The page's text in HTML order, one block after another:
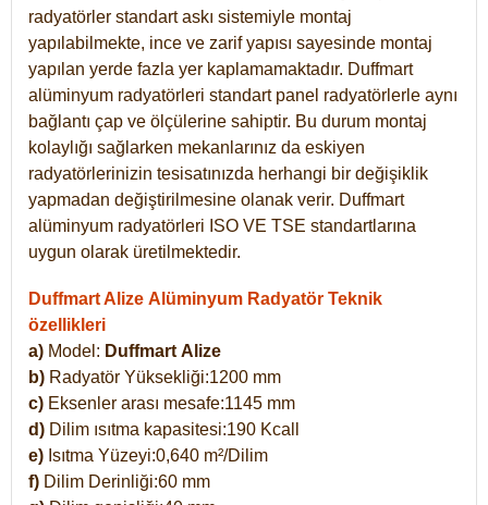
radyatörler standart askı sistemiyle montaj
yapılabilmekte, ince ve zarif yapısı sayesinde montaj
yapılan yerde fazla yer kaplamamaktadır. Duffmart
alüminyum radyatörleri standart panel radyatörlerle aynı
bağlantı çap ve ölçülerine sahiptir. Bu durum montaj
kolaylığı sağlarken mekanlarınız da eskiyen
radyatörlerinizin tesisatınızda herhangi bir değişiklik
yapmadan değiştirilmesine olanak verir. Duffmart
alüminyum radyatörleri ISO VE TSE standartlarına
uygun olarak üretilmektedir.
Duffmart Alize Alüminyum Radyatör Teknik
özellikleri
a) Model: Duffmart Alize
b) Radyatör Yüksekliği:1200 mm
c) Eksenler arası mesafe:1145 mm
d) Dilim ısıtma kapasitesi:190 Kcall
e) Isıtma Yüzeyi:0,640 m²/Dilim
f) Dilim Derinliği:60 mm